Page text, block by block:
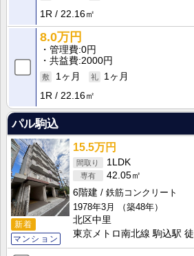
1R
22.16㎡
8.0万円
管理費 0円
共益費 2000円
1ヶ月
1ヶ月
1R
22.16㎡
パル駒込
新着
マンション
15.5万円
1LDK
42.05㎡
6階建
鉄筋コンクリート
1978年3月
（築48年）
北区中里
東京メトロ南北線 駒込駅